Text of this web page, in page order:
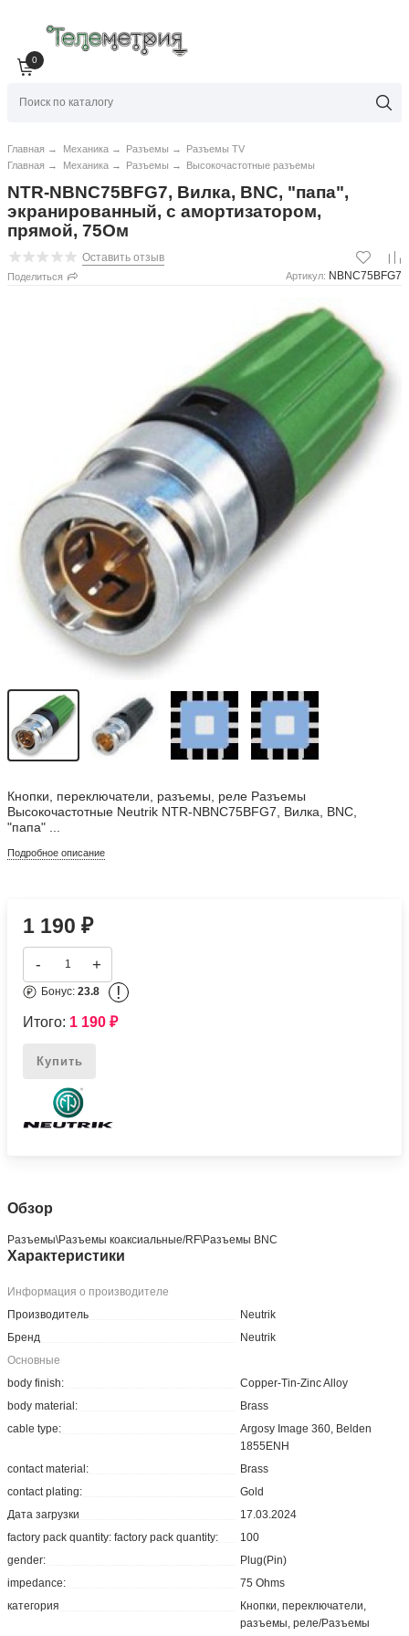
0
Главная → Механика → Разъемы →
Разъемы TV
Высокочастотные разъемы
Разъемы →
Механика →
Главная →
NTR-NBNC75BFG7, Вилка, BNC, "папа",
экранированный, с амортизатором,
прямой, 75Ом
Оставить отзыв
Поделиться Артикул: NBNC75BFG7
Кнопки, переключатели, разъемы, реле Разъемы
Высокочастотные Neutrik NTR-NBNC75BFG7, Вилка, BNC,
"папа" ...
Подробное описание
1 190₽
- +
Бонус:23.8 !
Итого: 1 190₽
Купить
Обзор
Разъeмы\Разъeмы коаксиальные/RF\Разъeмы BNC
Характеристики
Информация о производителе
Производитель
Neutrik
Бренд
Neutrik
Основные
body finish:
Copper-Tin-Zinc Alloy
body material:
Brass
cable type:
Argosy Image 360, Belden
1855ENH
contact material:
Brass
contact plating:
Gold
Дата загрузки
17.03.2024
factory pack quantity: factory pack quantity:
100
gender:
Plug(Pin)
impedance:
75 Ohms
категория
Кнопки, переключатели,
разъемы, реле/Разъемы